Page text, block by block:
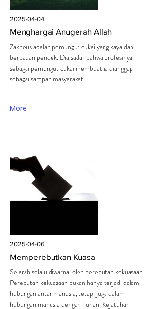
2025-04-04
Menghargai Anugerah Allah
Zakheus adalah pemungut cukai yang kaya dan
berbadan pendek. Dia sadar bahwa profesinya
sebagai pemungut cukai membuat ia dianggap
sebagai sampah masyarakat.
More
2025-04-06
Memperebutkan Kuasa
Sejarah selalu diwarnai oleh perebutan kekuasaan.
Perebutan kekuasaan bukan hanya terjadi dalam
hubungan antar manusia, tetapi juga dalam
hubungan manusia dengan Tuhan. Kejatuhan